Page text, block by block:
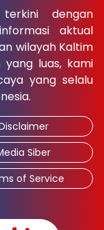
dengan
aktual
wilayah Kaltim
yang luas, kami
yang selalu
Siber
of Service